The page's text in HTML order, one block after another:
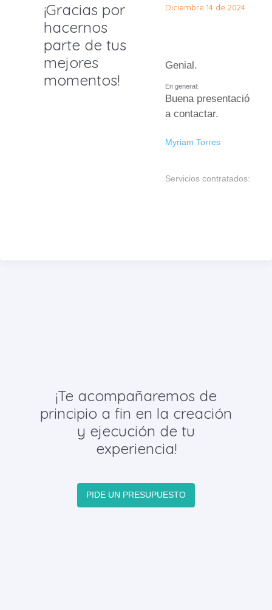
¡Gracias por
hacernos
parte de tus
mejores
momentos!
Diciembre 14 de 2024
Genial.
En general:
Buena presentación
a contactar.
Myriam Torres
Servicios contratados:
¡Te acompañaremos de
principio a fin en la creación
y ejecución de tu
experiencia!
PIDE UN PRESUPUESTO